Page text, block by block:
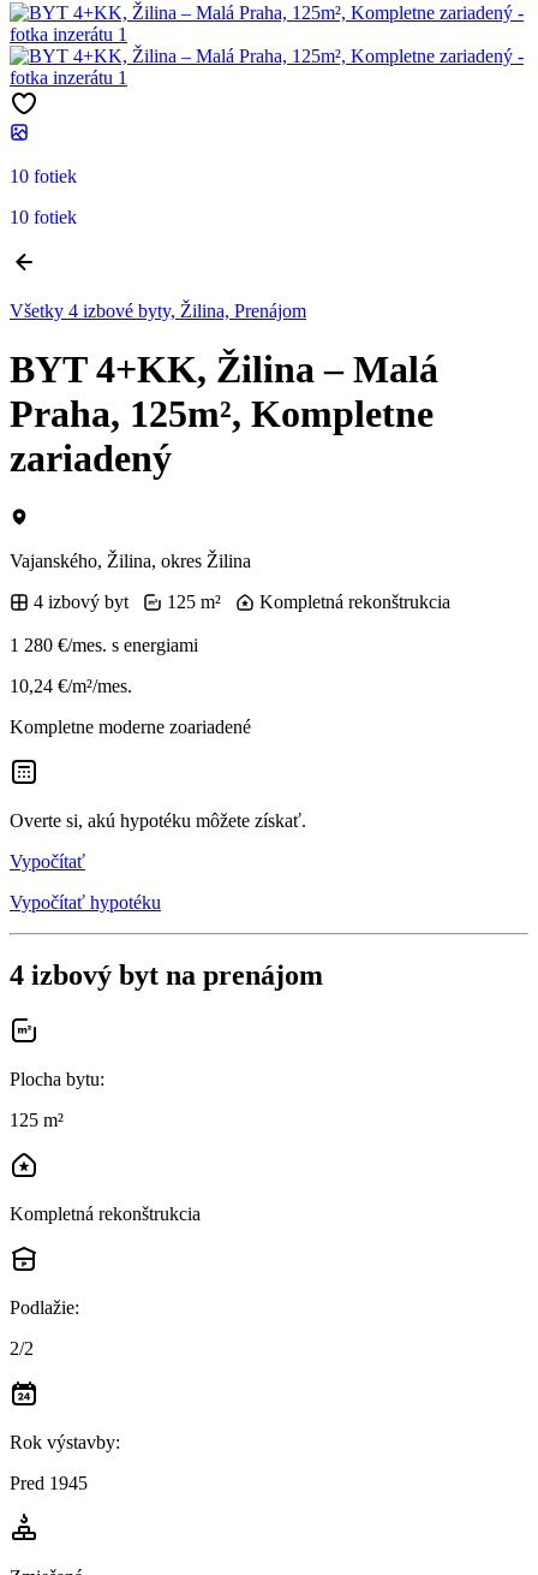
10 fotiek
10 fotiek
Všetky 4 izbové byty, Žilina, Prenájom
BYT 4+KK, Žilina – Malá
Praha, 125m², Kompletne
zariadený
Vajanského, Žilina, okres Žilina
4 izbový byt
125 m² Kompletná rekonštrukcia
1 280 €/mes. s energiami
10,24 €/m²/mes.
Kompletne moderne zoariadené
Overte si, akú hypotéku môžete získať.
Vypočítať
Vypočítať hypotéku
4 izbový byt na prenájom
Plocha bytu:
125 m²
Kompletná rekonštrukcia
Podlažie:
2/2
Rok výstavby:
Pred 1945